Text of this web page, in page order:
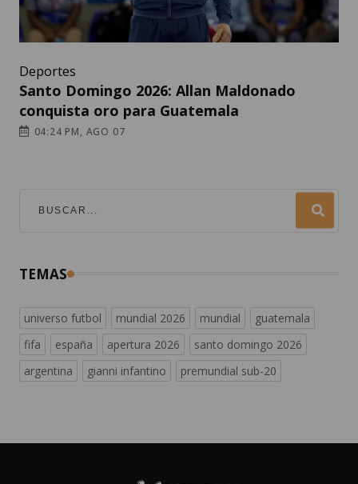
Deportes
Santo Domingo 2026: Allan Maldonado
conquista oro para Guatemala
04:24 PM, AGO 07
TEMAS
universo futbol mundial 2026 mundial
guatemala
fifa
españa apertura 2026
santo domingo 2026
argentina
gianni infantino premundial sub-20